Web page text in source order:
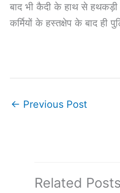
बाद भी कैदी के हाथ से हथकड़ी
कर्मियों के हस्तक्षेप के बाद ही
← Previous Post
Related Posts